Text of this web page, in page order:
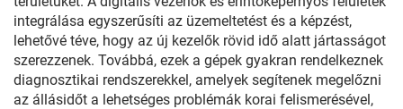
integrálása egyszerűsíti az üzemeltetést és a képzést,
lehetővé téve, hogy az új kezelők rövid idő alatt jártasságot
szerezzenek. Továbbá, ezek a gépek gyakran rendelkeznek
diagnosztikai rendszerekkel, amelyek segítenek megelőzni
az állásidőt a lehetséges problémák korai felismerésével,